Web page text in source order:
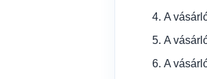
A
A
A